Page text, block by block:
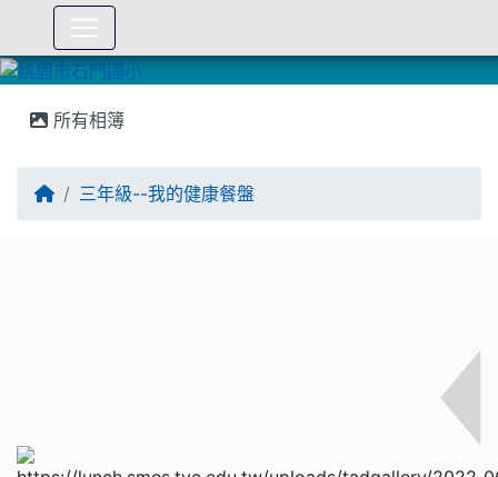
所有相簿
三年級--我的健康餐盤